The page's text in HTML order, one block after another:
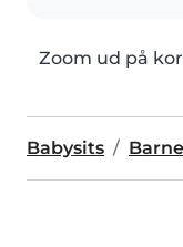
Zoom ud på
Babysits